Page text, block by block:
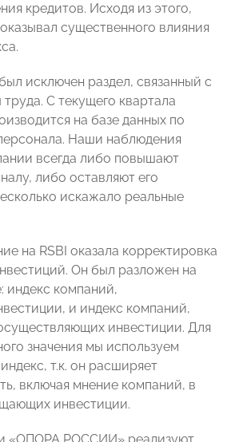
кредитов. Исходя из этого,
существенного влияния
исключен раздел, связанный с
С текущего квартала
на базе данных по
Наши наблюдения
всегда либо повышают
либо оставляют его
искажало реальные
на RSBI оказала корректировка
Он был разложен на
индекс компаний,
и индекс компаний,
инвестиции. Для
значения мы используем
т.к. он расширяет
включая мнение компаний, в
инвестиции.